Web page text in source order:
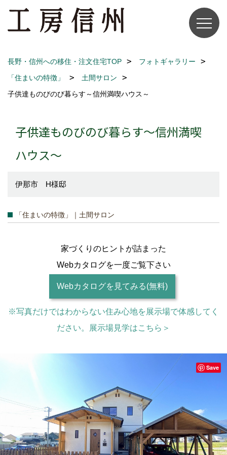
長野・信州への移住・注文住宅TOP
フォトギャラリー
「住まいの特徴」
土間サロン
子供達ものびのび暮らす～信州満喫ハウス～
子供達ものびのび暮らす～信州満喫
ハウス～
伊那市 H様邸
「住まいの特徴」｜土間サロン
家づくりのヒントが詰まった
Webカタログを一度ご覧下さい
Webカタログを見てみる(無料)
※写真だけではわからない住み心地を展示場で体感してく
ださい。展示場見学はこちら＞
Save